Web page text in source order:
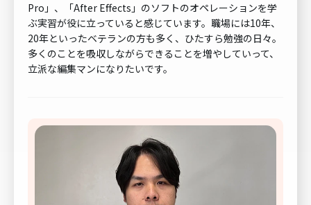
Pro」、「After Effects」のソフトのオペレーションを学
ぶ実習が役に立っていると感じています。職場には10年、
20年といったベテランの方も多く、ひたすら勉強の日々。
多くのことを吸収しながらできることを増やしていって、
立派な編集マンになりたいです。